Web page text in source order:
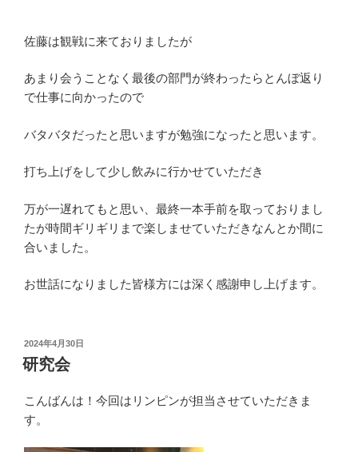
佐藤は観戦に来ておりましたが
あまり会うことなく最後の部門が終わったらとんぼ返り
で仕事に向かったので
バタバタだったと思いますが勉強になったと思います。
打ち上げをして少し飲みに行かせていただき
万が一遅れてもと思い、最終一本手前を取っておりまし
たが時間ギリギリまで楽しませていただきなんとか間に
合いました。
お世話になりました皆様方には深く感謝申し上げます。
投
稿
日:
2024年4月30日
研究会
こんばんは！今回はリンピンが担当させていただきま
す。